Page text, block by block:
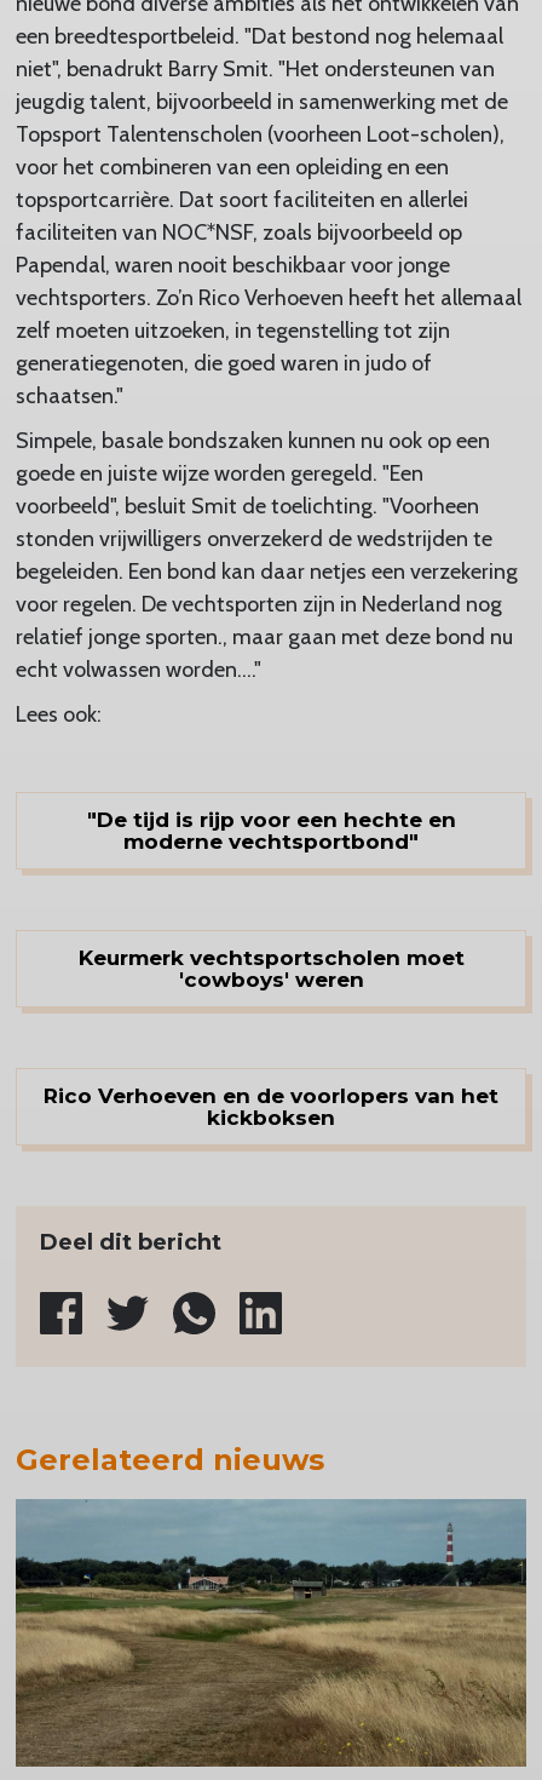
een breedtesportbeleid. "Dat bestond nog helemaal
niet", benadrukt Barry Smit. "Het ondersteunen van
jeugdig talent, bijvoorbeeld in samenwerking met de
Topsport Talentenscholen (voorheen Loot-scholen),
voor het combineren van een opleiding en een
topsportcarrière. Dat soort faciliteiten en allerlei
faciliteiten van NOC*NSF, zoals bijvoorbeeld op
Papendal, waren nooit beschikbaar voor jonge
vechtsporters. Zo’n Rico Verhoeven heeft het allemaal
zelf moeten uitzoeken, in tegenstelling tot zijn
generatiegenoten, die goed waren in judo of
schaatsen."
Simpele, basale bondszaken kunnen nu ook op een
goede en juiste wijze worden geregeld. "Een
voorbeeld", besluit Smit de toelichting. "Voorheen
stonden vrijwilligers onverzekerd de wedstrijden te
begeleiden. Een bond kan daar netjes een verzekering
voor regelen. De vechtsporten zijn in Nederland nog
relatief jonge sporten., maar gaan met deze bond nu
echt volwassen worden…."
Lees ook:
"De tijd is rijp voor een hechte en
moderne vechtsportbond"
Keurmerk vechtsportscholen moet
'cowboys' weren
Rico Verhoeven en de voorlopers van het
kickboksen
Deel dit bericht
Gerelateerd nieuws